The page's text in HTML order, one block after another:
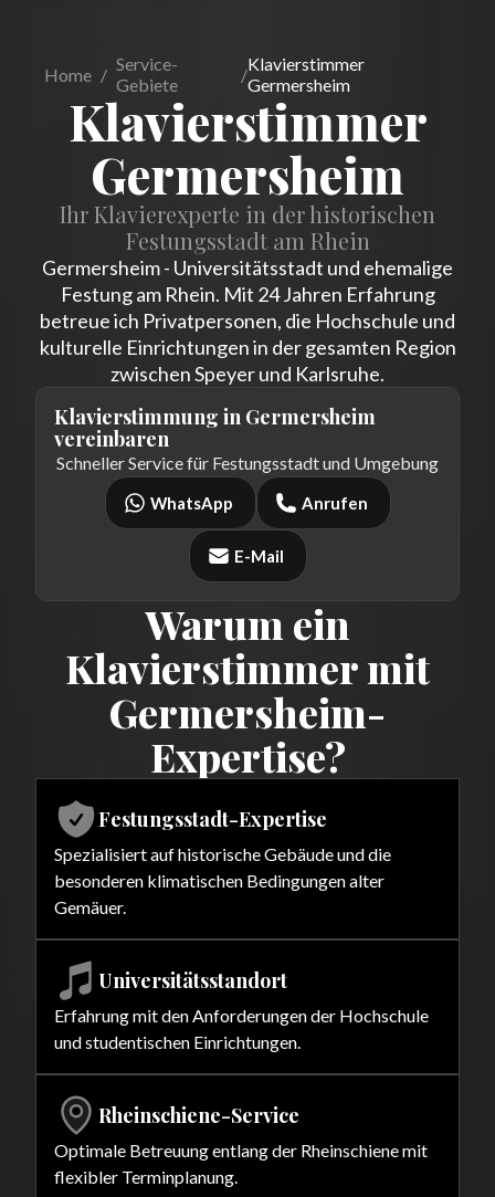
Home / Service-
Gebiete
/Klavierstimmer
Germersheim
Klavierstimmer
Germersheim
Ihr Klavierexperte in der historischen
Festungsstadt am Rhein
Germersheim - Universitätsstadt und ehemalige
Festung am Rhein. Mit 24 Jahren Erfahrung
betreue ich Privatpersonen, die Hochschule und
kulturelle Einrichtungen in der gesamten Region
zwischen Speyer und Karlsruhe.
Klavierstimmung in Germersheim
vereinbaren
Schneller Service für Festungsstadt und Umgebung
WhatsApp Anrufen
E-Mail
Warum ein
Klavierstimmer mit
Germersheim-
Expertise?
Festungsstadt-Expertise
Spezialisiert auf historische Gebäude und die
besonderen klimatischen Bedingungen alter
Gemäuer.
Universitätsstandort
Erfahrung mit den Anforderungen der Hochschule
und studentischen Einrichtungen.
Rheinschiene-Service
Optimale Betreuung entlang der Rheinschiene mit
flexibler Terminplanung.